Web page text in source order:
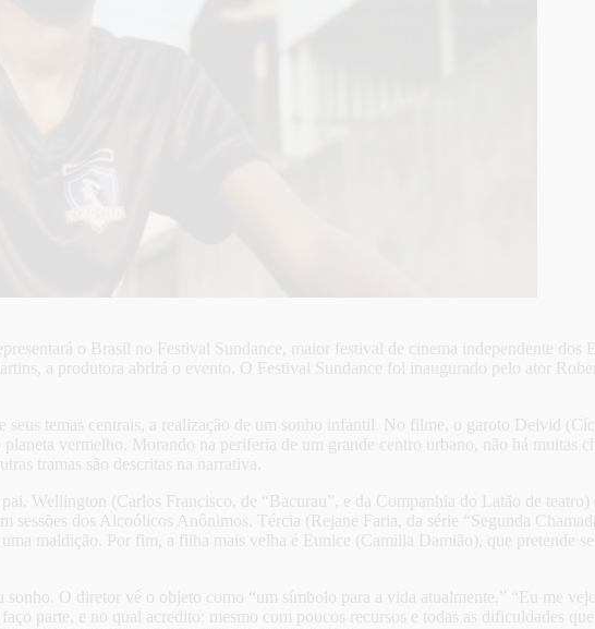
o Brasil no Festival Sundance, maior festival de cinema independente
a produtora abrirá o evento. O Festival Sundance foi inaugurado pelo ator
temas centrais, a realização de um sonho infantil. No filme, o garoto Deivid
vermelho. Morando na periferia de um grande centro urbano, não há muitas
tramas são descritas na narrativa.
Wellington (Carlos Francisco, de “Bacurau”, e da Companhia do Latão de
sessões dos Alcoólicos Anônimos. Tércia (Rejane Faria, da série “Segunda
maldição. Por fim, a filha mais velha é Eunice (Camilla Damião), que pretende
O diretor vê o objeto como “um símbolo para a vida atualmente.” “Eu me
parte, e no qual acredito: mesmo com poucos recursos e todas as dificuldades